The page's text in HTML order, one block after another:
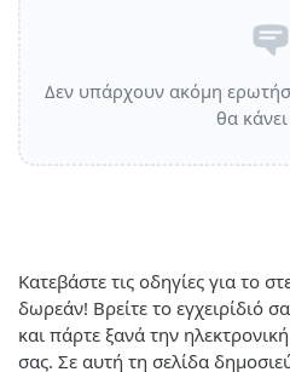
Δεν υπάρχουν ακόμη
θα
Κατεβάστε τις οδηγίες για το
δωρεάν! Βρείτε το εγχειρίδιό
και πάρτε ξανά την
σας. Σε αυτή τη σελίδα